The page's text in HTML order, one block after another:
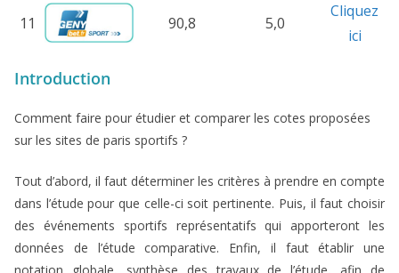
11 90,8 5,0
Cliquez
ici
Introduction
Comment faire pour étudier et comparer les cotes proposées
sur les sites de paris sportifs ?
Tout d’abord, il faut déterminer les critères à prendre en compte
dans l’étude pour que celle-ci soit pertinente. Puis, il faut choisir
des événements sportifs représentatifs qui apporteront les
données de l’étude comparative. Enfin, il faut établir une